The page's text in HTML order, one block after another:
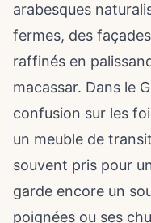
arabesques
fermes, des
raffinés en
macassar. Dans le
confusion sur les
un meuble de
souvent pris pour
garde encore un
poignées ou ses